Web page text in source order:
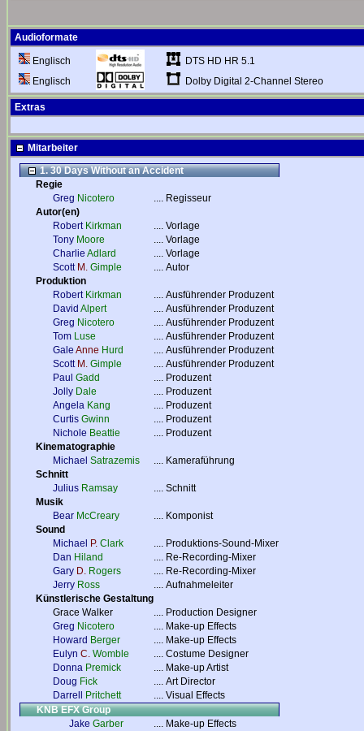
Audioformate
Englisch
DTS HD HR 5.1
Englisch
Dolby Digital 2-Channel Stereo
Extras
Mitarbeiter
1. 30 Days Without an Accident
Regie
Greg Nicotero .... Regisseur
Autor(en)
Robert Kirkman .... Vorlage
Tony Moore .... Vorlage
Charlie Adlard .... Vorlage
Scott M. Gimple .... Autor
Produktion
Robert Kirkman .... Ausführender Produzent
David Alpert .... Ausführender Produzent
Greg Nicotero .... Ausführender Produzent
Tom Luse .... Ausführender Produzent
Gale Anne Hurd .... Ausführender Produzent
Scott M. Gimple .... Ausführender Produzent
Paul Gadd .... Produzent
Jolly Dale .... Produzent
Angela Kang .... Produzent
Curtis Gwinn .... Produzent
Nichole Beattie .... Produzent
Kinematographie
Michael Satrazemis .... Kameraführung
Schnitt
Julius Ramsay .... Schnitt
Musik
Bear McCreary .... Komponist
Sound
Michael
P. Clark .... Produktions-Sound-Mixer
Dan Hiland .... Re-Recording-Mixer
Gary D. Rogers .... Re-Recording-Mixer
Jerry Ross .... Aufnahmeleiter
Künstlerische Gestaltung
Grace Walker
.... Production Designer
Greg Nicotero .... Make-up Effects
Howard Berger .... Make-up Effects
Eulyn C. Womble .... Costume Designer
Donna Premick .... Make-up Artist
Doug Fick .... Art Director
Darrell
Pritchett .... Visual Effects
KNB EFX Group
Jake Garber .... Make-up Effects